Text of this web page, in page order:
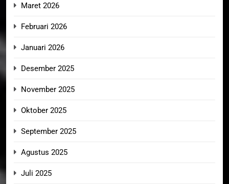
Maret 2026
Februari 2026
Januari 2026
Desember 2025
November 2025
Oktober 2025
September 2025
Agustus 2025
Juli 2025